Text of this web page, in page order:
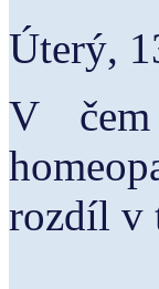
Úterý,
V
rozdíl v